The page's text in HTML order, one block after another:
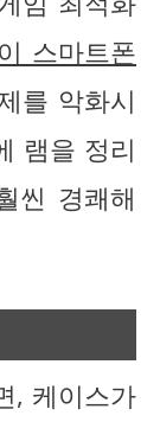
스마트폰
를 악화시
램을 정리
씬 경쾌해
, 케이스가